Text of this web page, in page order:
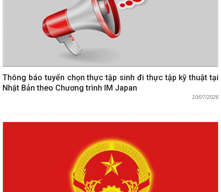
Thông báo tuyển chọn thực tập sinh đi thực tập kỹ thuật tại
Nhật Bản theo Chương trình IM Japan
10/07/2026